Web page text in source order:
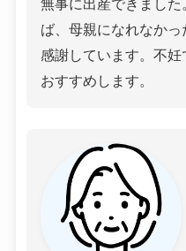
無事に出産できまし
ば、母親になれなか
感謝しています。不
おすすめします。